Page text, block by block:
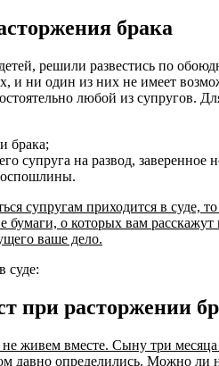
брака
решили развестись по
и ни один из них не имеет
любой из супругов.
брака;
супруга на развод, заверенное
супругам приходится в суде,
бумаги, о которых вам
ваше дело.
суде:
при расторжении
живем вместе. Сыну три месяца
давно определились. Можно ли